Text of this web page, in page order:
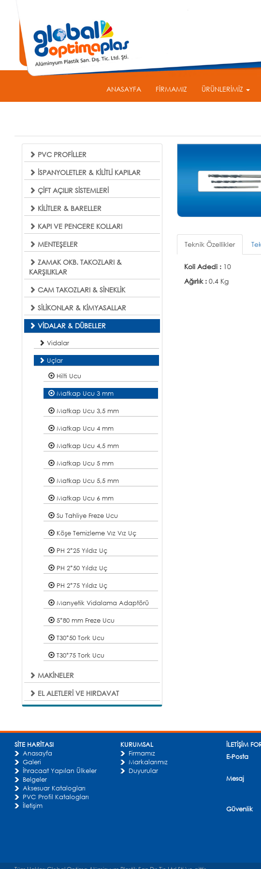
ANASAYFA FİRMAMIZ ÜRÜNLERİMİZ
PVC PROFİLLER
İSPANYOLETLER & KİLİTLİ KAPILAR
ÇİFT AÇILIR SİSTEMLERİ
KİLİTLER & BARELLER
KAPI VE PENCERE KOLLARI
MENTEŞELER
ZAMAK OKB. TAKOZLARI &
KARŞILIKLAR
CAM TAKOZLARI & SİNEKLİK
SİLİKONLAR & KİMYASALLAR
VİDALAR & DÜBELLER
Vidalar
Uçlar
Hilti Ucu
Matkap Ucu 3 mm
Matkap Ucu 3,5 mm
Matkap Ucu 4 mm
Matkap Ucu 4,5 mm
Matkap Ucu 5 mm
Matkap Ucu 5,5 mm
Matkap Ucu 6 mm
Su Tahliye Freze Ucu
Köşe Temizleme Vız Vız Uç
PH 2*25 Yıldız Uç
PH 2*50 Yıldız Uç
PH 2*75 Yıldız Uç
Manyetik Vidalama Adaptörü
5*80 mm Freze Ucu
T30*50 Tork Ucu
T30*75 Tork Ucu
MAKİNELER
EL ALETLERİ VE HIRDAVAT
Teknik Özellikler
Koli Adedi : 10
Ağırlık : 0.4 Kg
SİTE HARİTASI
Anasayfa
Galeri
İhracaat Yapılan Ülkeler
Belgeler
Aksesuar Katalogları
PVC Profil Katalogları
İletişim
KURUMSAL
Firmamız
Markalarımız
Duyurular
İLETİŞİM
E-Posta
Mesaj
Güvenlik